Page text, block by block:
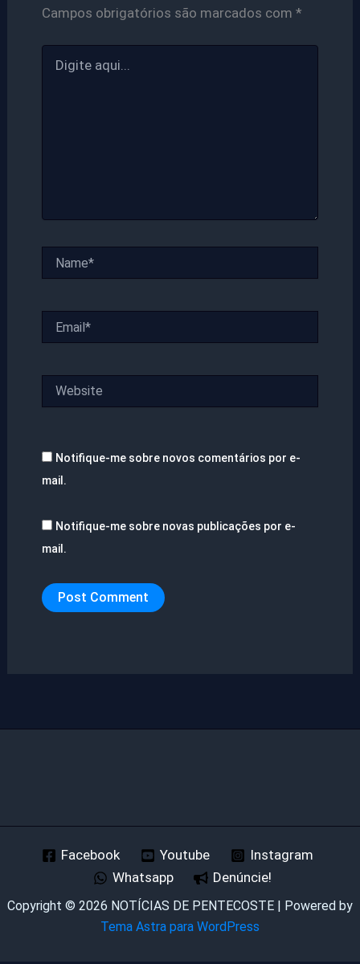
Campos obrigatórios são marcados com *
aqui...
Notifique-me sobre novos comentários por e-
mail.
Notifique-me sobre novas publicações por e-
mail.
Facebook Youtube
Instagram
Whatsapp
Denúncie!
Copyright © 2026 NOTÍCIAS DE PENTECOSTE | Powered by
Tema Astra para WordPress